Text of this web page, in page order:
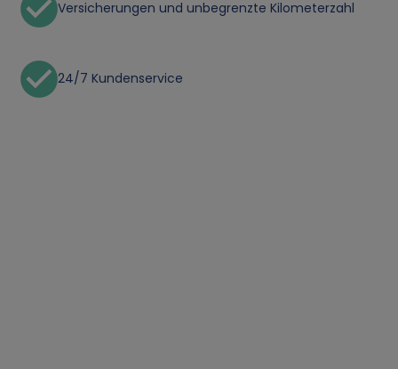
Versicherungen und unbegrenzte Kilometerzahl
24/7 Kundenservice